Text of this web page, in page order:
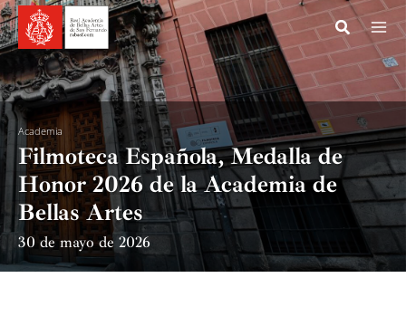
Ir
al
contenido
Academia
Filmoteca Española, Medalla de
Honor 2026 de la Academia de
Bellas Artes
30 de mayo de 2026